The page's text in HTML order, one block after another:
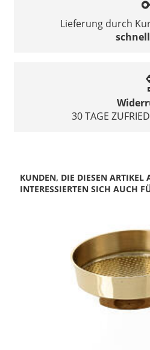
Lieferung durch
30 TAGE
KUNDEN, DIE DIESEN ARTIKEL
INTERESSIERTEN SICH AUCH